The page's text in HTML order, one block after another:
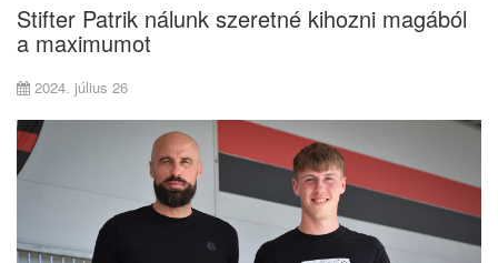
Stifter Patrik nálunk szeretné kihozni magából
a maximumot
2024. július 26